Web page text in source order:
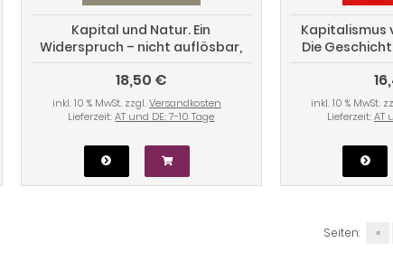
Kapital und Natur. Ein
Widerspruch – nicht auflösbar,
profitabel gemacht, die Erde
zerstörend
18,50 €
inkl. 10 % MwSt. zzgl.Versandkosten
Lieferzeit:AT und DE: 7-10 Tage
Kapitalismus
Die
Neuen
inkl. 10 % MwSt.
Lieferzeit:AT
Seiten: «